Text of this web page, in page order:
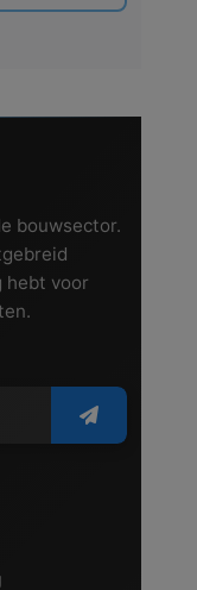
bouwsector.
hebt voor